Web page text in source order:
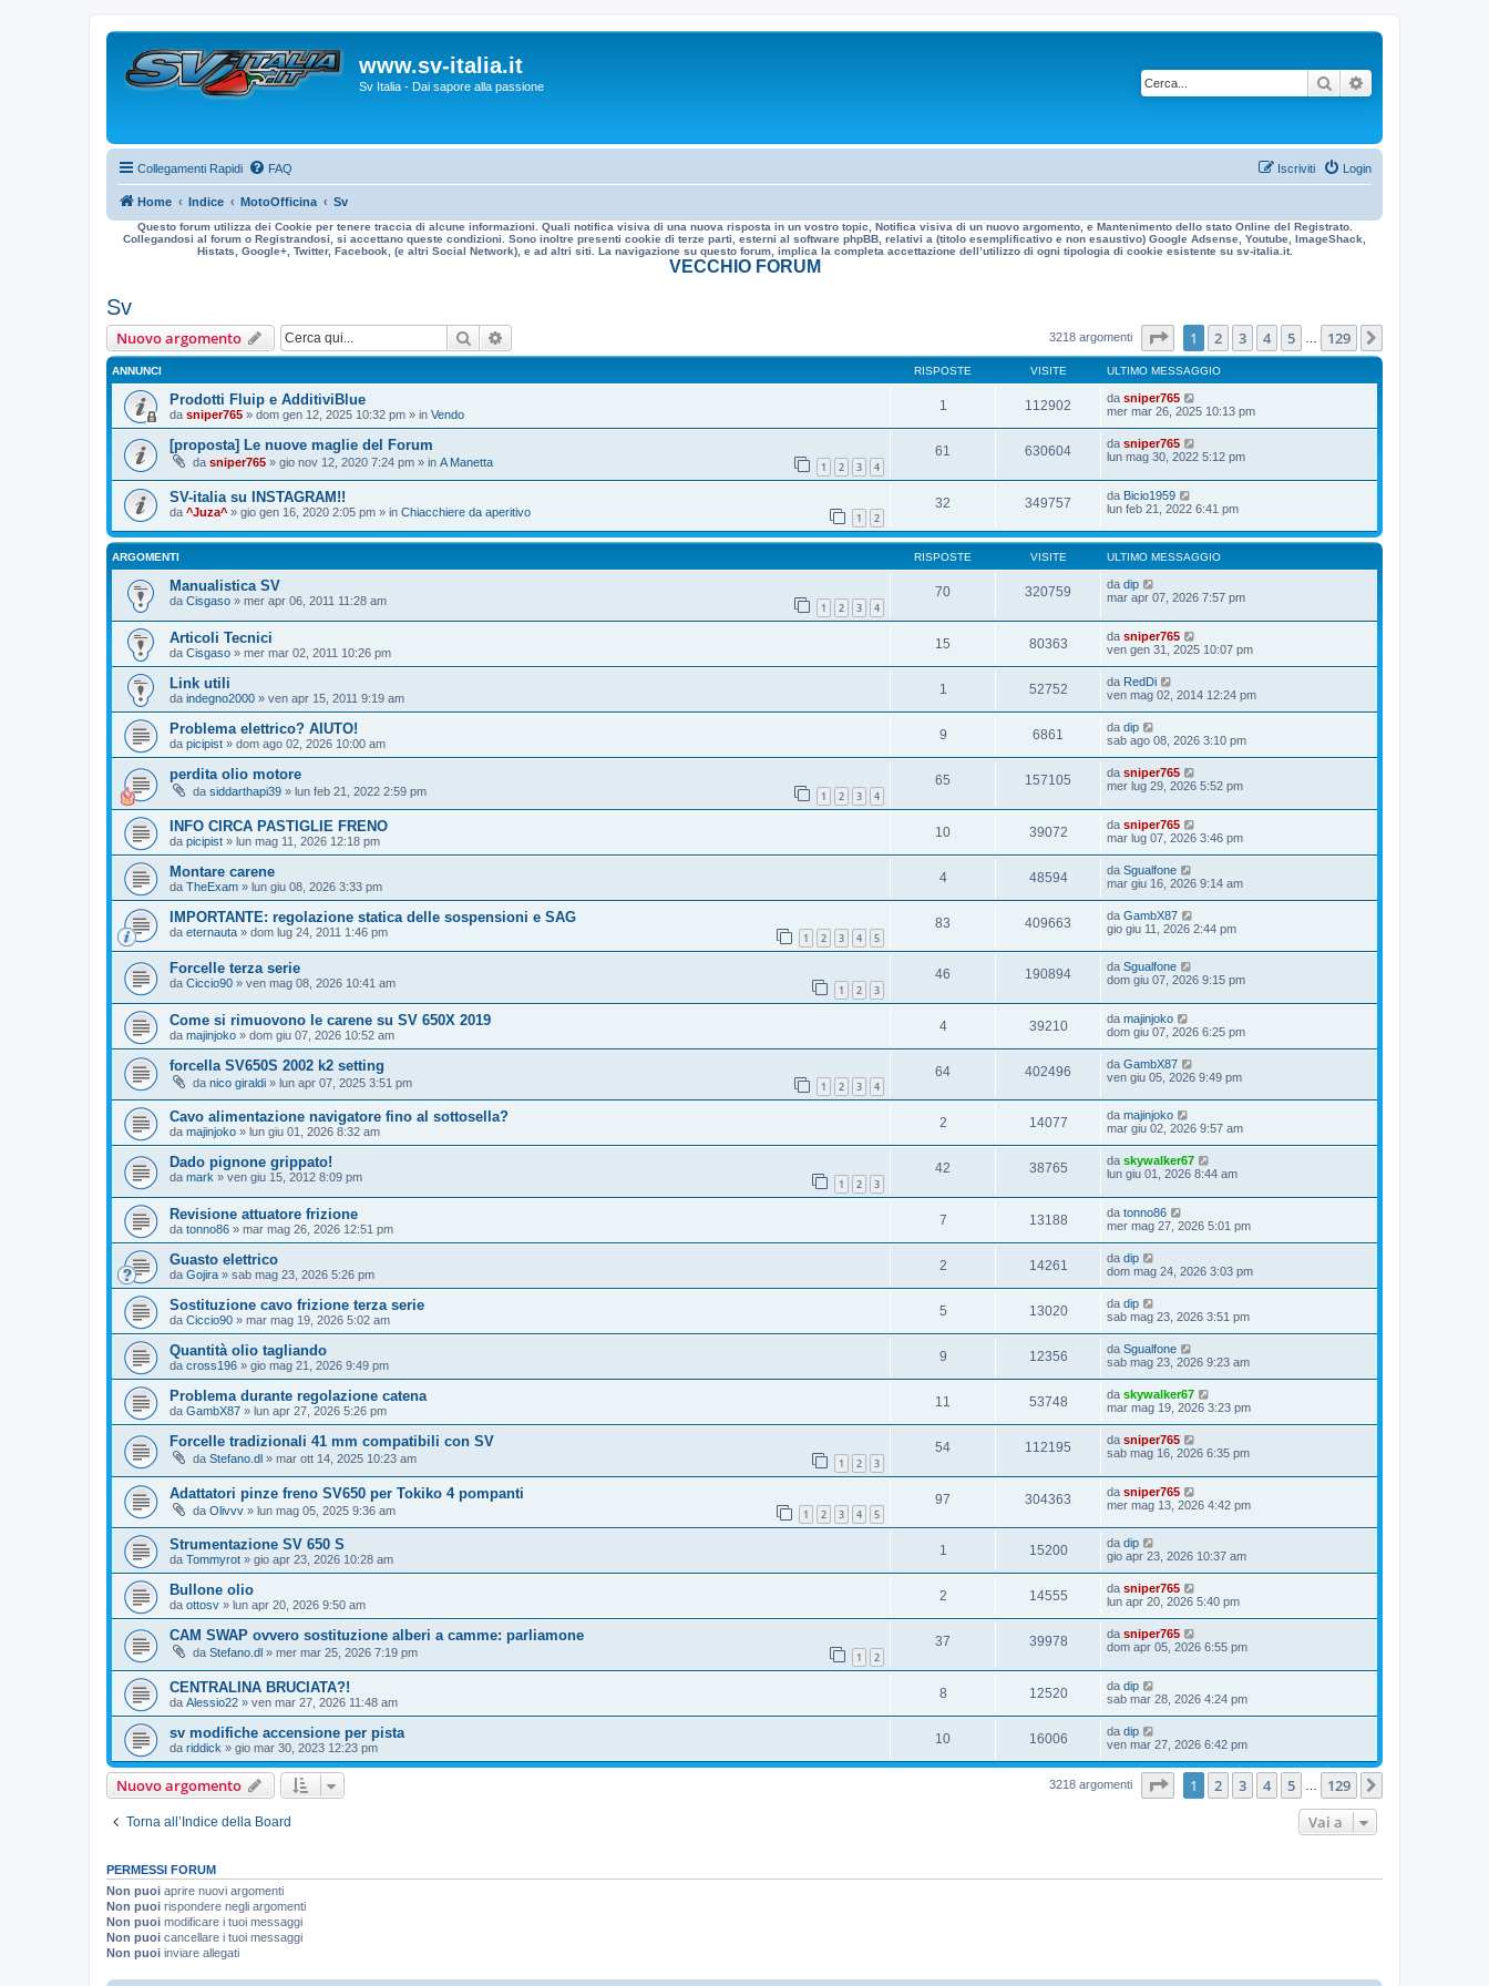
www.sv-italia.it
Sv Italia - Dai sapore alla passione Cerca
Collegamenti Rapidi FAQ Login
Iscriviti
Home Indice MotoOfficina Sv
Questo forum utilizza dei Cookie per tenere traccia di alcune informazioni. Quali notifica visiva di una nuova risposta in un vostro topic, Notifica visiva di un nuovo argomento, e Mantenimento dello stato Online del Registrato.
Collegandosi al forum o Registrandosi, si accettano queste condizioni. Sono inoltre presenti cookie di terze parti, esterni al software phpBB, relativi a (titolo esemplificativo e non esaustivo) Google Adsense, Youtube, ImageShack,
Histats, Google+, Twitter, Facebook, (e altri Social Network), e ad altri siti. La navigazione su questo forum, implica la completa accettazione dell’utilizzo di ogni tipologia di cookie esistente su sv-italia.it.
VECCHIO FORUM
Sv
Nuovo argomento Cerca 3218 argomenti Pagina1 di 129
1 2 3 4 5 129
ANNUNCI RISPOSTE VISITE ULTIMO MESSAGGIO
Prodotti Fluip e AdditiviBlue
da sniper765 » dom gen 12, 2025 10:32 pm » in Vendo
1 112902 da sniper765
mer mar 26, 2025 10:13 pm
[proposta] Le nuove maglie del Forum
da sniper765 » gio nov 12, 2020 7:24 pm » in A Manetta 1 2 3 4
61 630604 da sniper765
lun mag 30, 2022 5:12 pm
SV-italia su INSTAGRAM!!
da ^Juza^ » gio gen 16, 2020 2:05 pm » in Chiacchiere da aperitivo 1 2
32 349757 da Bicio1959
lun feb 21, 2022 6:41 pm
ARGOMENTI RISPOSTE VISITE ULTIMO MESSAGGIO
Manualistica SV
da Cisgaso » mer apr 06, 2011 11:28 am 1 2 3 4
70 320759 da dip
mar apr 07, 2026 7:57 pm
Articoli Tecnici
da Cisgaso » mer mar 02, 2011 10:26 pm
15 80363 da sniper765
ven gen 31, 2025 10:07 pm
Link utili
da indegno2000 » ven apr 15, 2011 9:19 am
1 52752 da RedDi
ven mag 02, 2014 12:24 pm
Problema elettrico? AIUTO!
da picipist » dom ago 02, 2026 10:00 am
9 6861 da dip
sab ago 08, 2026 3:10 pm
perdita olio motore
da siddarthapi39 » lun feb 21, 2022 2:59 pm 1 2 3 4
65 157105 da sniper765
mer lug 29, 2026 5:52 pm
INFO CIRCA PASTIGLIE FRENO
da picipist » lun mag 11, 2026 12:18 pm
10 39072 da sniper765
mar lug 07, 2026 3:46 pm
Montare carene
da TheExam » lun giu 08, 2026 3:33 pm
4 48594 da Sgualfone
mar giu 16, 2026 9:14 am
IMPORTANTE: regolazione statica delle sospensioni e SAG
da eternauta » dom lug 24, 2011 1:46 pm 1 2 3 4 5
83 409663 da GambX87
gio giu 11, 2026 2:44 pm
Forcelle terza serie
da Ciccio90 » ven mag 08, 2026 10:41 am 1 2 3
46 190894 da Sgualfone
dom giu 07, 2026 9:15 pm
Come si rimuovono le carene su SV 650X 2019
da majinjoko » dom giu 07, 2026 10:52 am
4 39210 da majinjoko
dom giu 07, 2026 6:25 pm
forcella SV650S 2002 k2 setting
da nico giraldi » lun apr 07, 2025 3:51 pm 1 2 3 4
64 402496 da GambX87
ven giu 05, 2026 9:49 pm
Cavo alimentazione navigatore fino al sottosella?
da majinjoko » lun giu 01, 2026 8:32 am
2 14077 da majinjoko
mar giu 02, 2026 9:57 am
Dado pignone grippato!
da mark » ven giu 15, 2012 8:09 pm 1 2 3
42 38765 da skywalker67
lun giu 01, 2026 8:44 am
Revisione attuatore frizione
da tonno86 » mar mag 26, 2026 12:51 pm
7 13188 da tonno86
mer mag 27, 2026 5:01 pm
Guasto elettrico
da Gojira » sab mag 23, 2026 5:26 pm
2 14261 da dip
dom mag 24, 2026 3:03 pm
Sostituzione cavo frizione terza serie
da Ciccio90 » mar mag 19, 2026 5:02 am
5 13020 da dip
sab mag 23, 2026 3:51 pm
Quantità olio tagliando
da cross196 » gio mag 21, 2026 9:49 pm
9 12356 da Sgualfone
sab mag 23, 2026 9:23 am
Problema durante regolazione catena
da GambX87 » lun apr 27, 2026 5:26 pm
11 53748 da skywalker67
mar mag 19, 2026 3:23 pm
Forcelle tradizionali 41 mm compatibili con SV
da Stefano.dl » mar ott 14, 2025 10:23 am 1 2 3
54 112195 da sniper765
sab mag 16, 2026 6:35 pm
Adattatori pinze freno SV650 per Tokiko 4 pompanti
da Olivvv » lun mag 05, 2025 9:36 am 1 2 3 4 5
97 304363 da sniper765
mer mag 13, 2026 4:42 pm
Strumentazione SV 650 S
da Tommyrot » gio apr 23, 2026 10:28 am
1 15200 da dip
gio apr 23, 2026 10:37 am
Bullone olio
da ottosv » lun apr 20, 2026 9:50 am
2 14555 da sniper765
lun apr 20, 2026 5:40 pm
CAM SWAP ovvero sostituzione alberi a camme: parliamone
da Stefano.dl » mer mar 25, 2026 7:19 pm 1 2
37 39978 da sniper765
dom apr 05, 2026 6:55 pm
CENTRALINA BRUCIATA?!
da Alessio22 » ven mar 27, 2026 11:48 am
8 12520 da dip
sab mar 28, 2026 4:24 pm
sv modifiche accensione per pista
da riddick » gio mar 30, 2023 12:23 pm
10 16006 da dip
ven mar 27, 2026 6:42 pm
Nuovo argomento 3218 argomenti Pagina1 di 129
1 2 3 4 5 129
Torna all’Indice della Board Vai a
PERMESSI FORUM
Non puoi aprire nuovi argomenti
Non puoi rispondere negli argomenti
Non puoi modificare i tuoi messaggi
Non puoi cancellare i tuoi messaggi
Non puoi inviare allegati